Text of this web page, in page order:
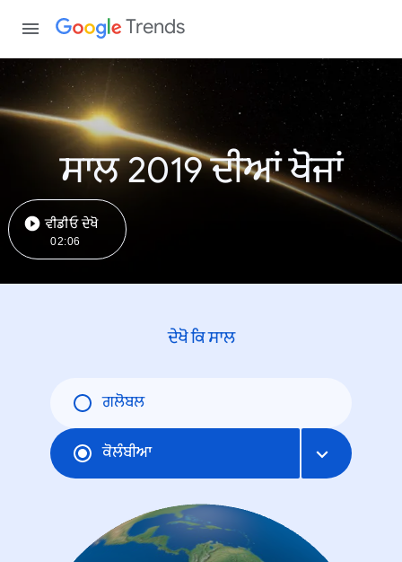
Trends
ਸਾਲ 2019 ਦੀਆਂ ਖੋਜਾਂ
ਵੀਡੀਓ ਦੇਖੋ
02:06
ਦੇਖੋ ਕਿ ਸਾਲ
ਗਲੋਬਲ
ਕੋਲੰਬੀਆ